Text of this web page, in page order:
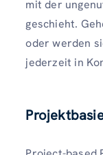
mit der
geschieht.
oder werden
jederzeit in